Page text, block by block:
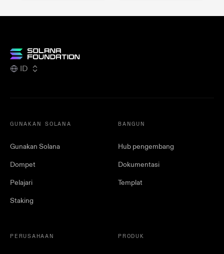
ID
GUNAKAN SOLANA
Gunakan Solana
Dompet
Pelajari
Staking
BANGUN
Hub pengembang
Dokumentasi
Templat
PERUSAHAAN PRODUK